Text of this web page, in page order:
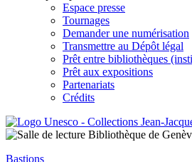
Espace presse
Tournages
Demander une numérisation
Transmettre au Dépôt légal
Prêt entre bibliothèques
Prêt aux expositions
Partenariats
Crédits
Bastions